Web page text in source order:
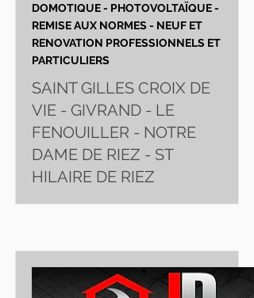
DOMOTIQUE - PHOTOVOLTAÏQUE -
REMISE AUX NORMES - NEUF ET
RENOVATION PROFESSIONNELS ET
PARTICULIERS
SAINT GILLES CROIX DE
VIE - GIVRAND - LE
FENOUILLER - NOTRE
DAME DE RIEZ - ST
HILAIRE DE RIEZ